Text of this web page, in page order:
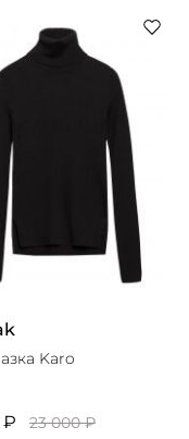
Karo
₽ 23 000 ₽